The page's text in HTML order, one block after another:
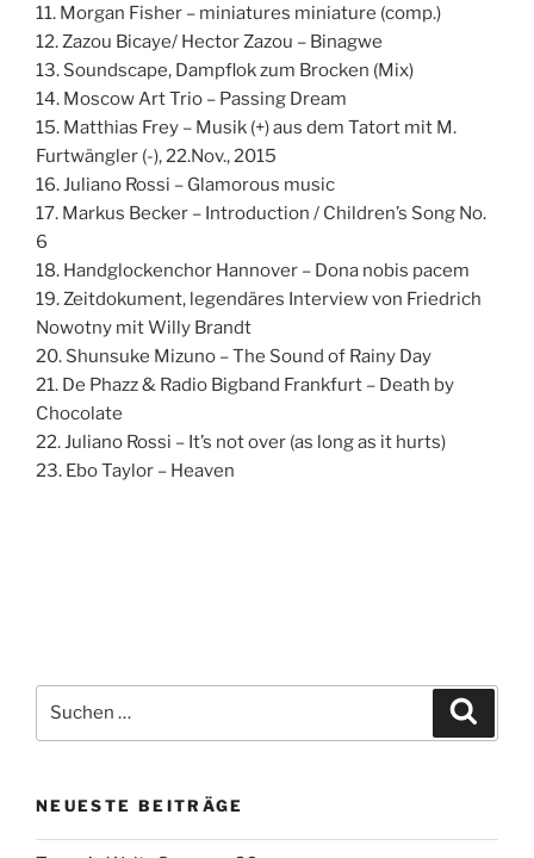
11. Morgan Fisher – miniatures miniature (comp.)
12. Zazou Bicaye/ Hector Zazou – Binagwe
13. Soundscape, Dampflok zum Brocken (Mix)
14. Moscow Art Trio – Passing Dream
15. Matthias Frey – Musik (+) aus dem Tatort mit M.
Furtwängler (-), 22.Nov., 2015
16. Juliano Rossi – Glamorous music
17. Markus Becker – Introduction / Children’s Song No.
6
18. Handglockenchor Hannover – Dona nobis pacem
19. Zeitdokument, legendäres Interview von Friedrich
Nowotny mit Willy Brandt
20. Shunsuke Mizuno – The Sound of Rainy Day
21. De Phazz & Radio Bigband Frankfurt – Death by
Chocolate
22. Juliano Rossi – It’s not over (as long as it hurts)
23. Ebo Taylor – Heaven
nach:
NEUESTE BEITRÄGE